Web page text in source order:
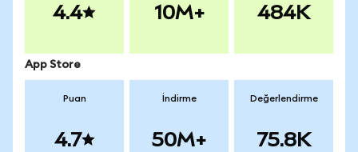
4.4 10M+ 484K
App Store
Puan
4.7
İndirme
50M+
Değerlendirme
75.8K